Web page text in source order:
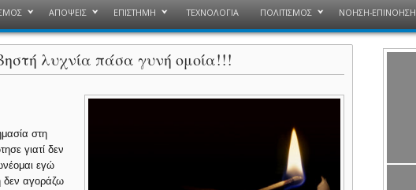
ΑΠΟΨΕΙΣ ΕΠΙΣΤΗΜΗ ΤΕΧΝΟΛΟΓΙΑ ΠΟΛΙΤΙΣΜΟΣ ΝΟΗΣΗ-ΕΠΙΝΟΗΣΗ
λυχνία πάσα γυνή ομοία!!!
στη
γιατί δεν
εγώ
δεν αγοράζω